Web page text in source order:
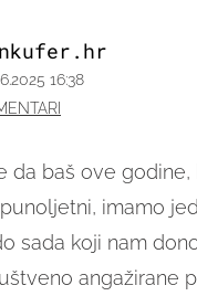
da baš ove godine,
imamo
sada koji nam
angažirane
16:38